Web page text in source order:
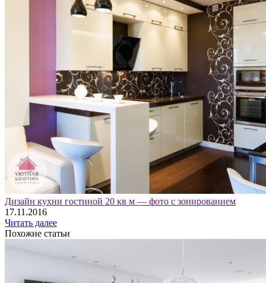
Дизайн кухни гостиной 20 кв м — фото с зонированием
17.11.2016
Читать далее
Похожие статьи